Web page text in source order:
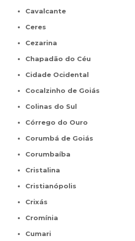
Cavalcante
Ceres
Cezarina
Chapadão do Céu
Cidade Ocidental
Cocalzinho de Goiás
Colinas do Sul
Córrego do Ouro
Corumbá de Goiás
Corumbaíba
Cristalina
Cristianópolis
Crixás
Cromínia
Cumari